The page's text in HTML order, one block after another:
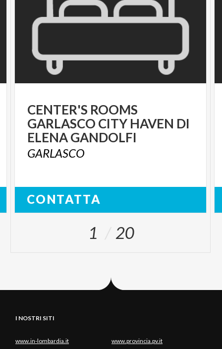
CENTER'S ROOMS
GARLASCO CITY HAVEN DI
ELENA GANDOLFI
GARLASCO
CONTATTA
1 20
I NOSTRI SITI
www.in-lombardia.it www.provincia.pv.it